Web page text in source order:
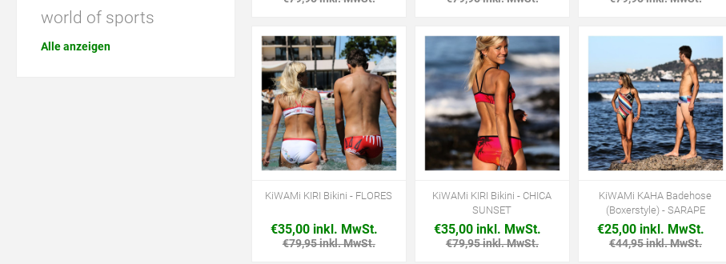
KiWAMi KIRI Bikini - FLORES
€35,00 inkl. MwSt.
€79,95 inkl. MwSt.
KiWAMi KIRI Bikini - CHICA
SUNSET
€35,00 inkl. MwSt.
€79,95 inkl. MwSt.
KiWAMi KAHA Badehose
(Boxerstyle) - SARAPE
€25,00 inkl. MwSt.
€44,95 inkl. MwSt.
world of sports
Alle anzeigen